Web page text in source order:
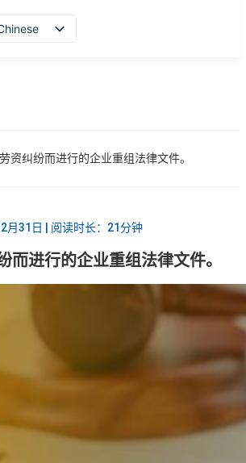
资纠纷而进行的企业重组法律文件。
月31日 | 阅读时长：21分钟
而进行的企业重组法律文件。